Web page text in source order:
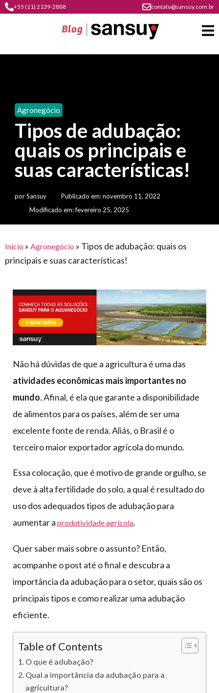
+55 (11) 2139-2888 contato@sansuy.com.br
contato
cultura
do
institucional
materiais
gratuitos
eventos
Agronegócio
psicultura
em
soluções
para
agronegócio
Coberturas
barracas
toldos
comunicação
visual
construção
civil
mercado
automotivo
móveis,
calçados,
epi's
e
multiúso
Transporte
e logística
armazenagem
lonas
de
caminhoneiro
Agronegócio
Tipos de adubação:
quais os principais e
suas características!
porSansuy Publicado em:novembro 11, 2022
Modificado em: fevereiro 25, 2025
Início » Agronegócio » Tipos de adubação: quais os
principais e suas características!
Não há dúvidas de que a agricultura é uma das
atividades econômicas mais importantes no
mundo. Afinal, é ela que garante a disponibilidade
de alimentos para os países, além de ser uma
excelente fonte de renda. Aliás, o Brasil é o
terceiro maior exportador agrícola do mundo.
Essa colocação, que é motivo de grande orgulho, se
deve à alta fertilidade do solo, a qual é resultado do
uso dos adequados tipos de adubação para
aumentar a produtividade agrícola.
Quer saber mais sobre o assunto? Então,
acompanhe o post até o final e descubra a
importância da adubação para o setor, quais são os
principais tipos e como realizar uma adubação
eficiente.
Table of Contents
O que é adubação?
Qual a importância da adubação para a
agricultura?